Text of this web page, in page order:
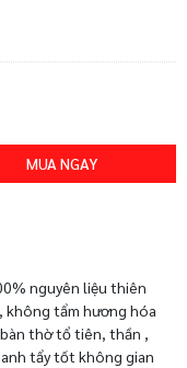
MUA NGAY
nguyên liệu thiên
không tẩm hương hóa
bàn thờ tổ tiên, thần ,
tẩy tốt không gian